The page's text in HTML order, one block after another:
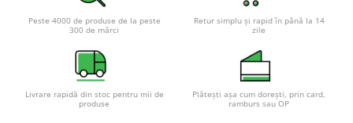
Statii de incarcare
Cabluri de incarcare vehicule
Prize de incarcare vehicule
electrice
Peste 4000 de produse de la peste
300 de mărci
Retur simplu și rapid în până la 14
zile
Livrare rapidă din stoc pentru mii de
produse
Plătești așa cum dorești, prin card,
ramburs sau OP